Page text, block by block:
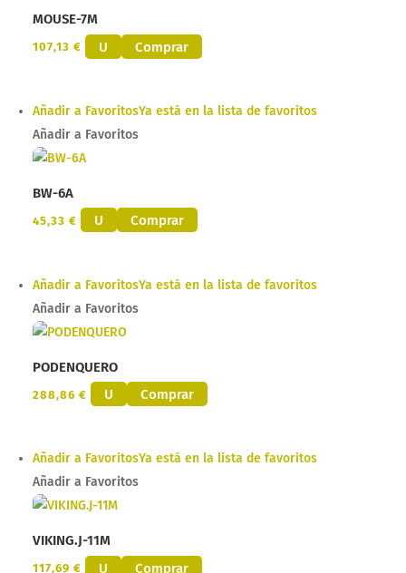
MOUSE-7M
107,13€ U Comprar
Añadir a FavoritosYa está en la lista de favoritos
Añadir a Favoritos
BW-6A
45,33€ U Comprar
Añadir a FavoritosYa está en la lista de favoritos
Añadir a Favoritos
PODENQUERO
288,86€ U Comprar
Añadir a FavoritosYa está en la lista de favoritos
Añadir a Favoritos
VIKING.J-11M
117,69€ U Comprar